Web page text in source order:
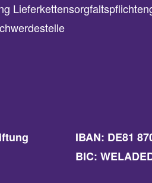
IBAN: DE81
BIC: